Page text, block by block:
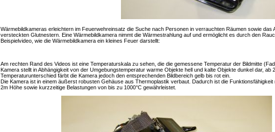
Wärmebildkameras erleichtern im Feuerwehreinsatz die Suche nach Personen in verrauchten Räumen sowie das
versteckten Glutnestern. Eine Wärmebildkamera nimmt die Wärmestrahlung auf und ermöglicht es durch den
Beispielvideo, wie die Wärmebildkamera ein kleines Feuer darstellt:
Am rechten Rand des Videos ist eine Temperaturskala zu sehen, die die gemessene Temperatur der Bildmitte
Kamera stellt in Abhängigkeit von der Umgebungstemperatur warme Objekte hell und kalte Objekte dunkel dar, ab
Temperaturunterschied färbt die Kamera jedoch den entsprechenden Bildbereich gelb bis rot ein.
Die Kamera ist in einem äußerst robusten Gehäuse aus Thermoplastik verbaut. Dadurch ist die
2m Höhe sowie kurzzeitige Belastungen von bis zu 1000°C gewährleistet.